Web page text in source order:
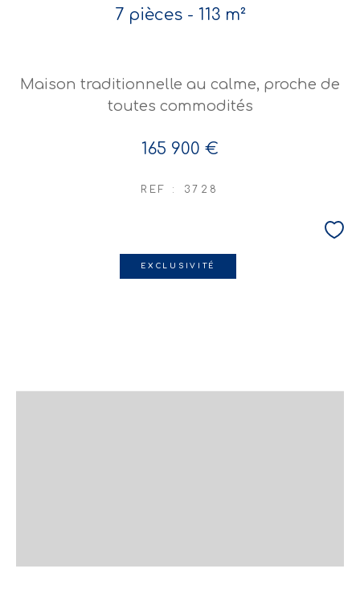
7 pièces - 113 m²
Maison traditionnelle au calme, proche de
toutes commodités
165 900 €
REF : 3728
EXCLUSIVITÉ